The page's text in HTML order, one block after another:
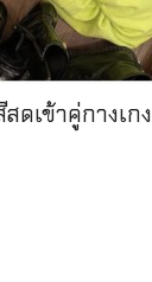
ดเข้าคู่กางเกง